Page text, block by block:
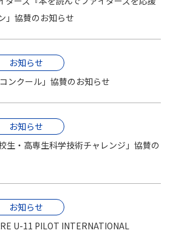
」協賛のお知らせ
お知らせ
ンクール」協賛のお知らせ
お知らせ
生・高専生科学技術チャレンジ」協賛の
お知らせ
U-11 PILOT INTERNATIONAL